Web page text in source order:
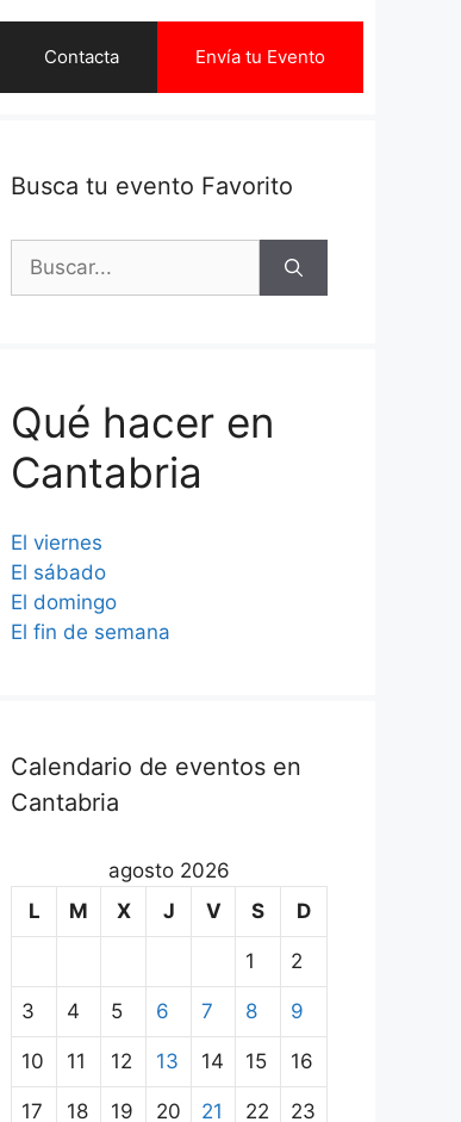
Contacta Envía tu Evento
Busca tu evento Favorito
Buscar:
Qué hacer en
Cantabria
El viernes
El sábado
El domingo
El fin de semana
Calendario de eventos en
Cantabria
agosto 2026
L
M X J V S D
1 2
3 4 5 6 7 8 9
10 11 12 13 14 15 16
17 18 19 20 21 22 23